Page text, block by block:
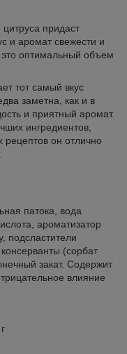
придаст
и аромат свежести и
оптимальный объем
тот самый вкус
заметна, как и в
и приятный аромат.
ингредиентов,
рецептов он отлично
патока, вода
ароматизатор
подсластители
(сорбат
закат. Содержит
влияние